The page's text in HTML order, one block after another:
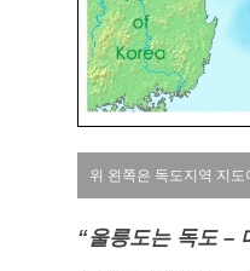
위 왼쪽은 독도지역 지
“울릉도는 독도 –